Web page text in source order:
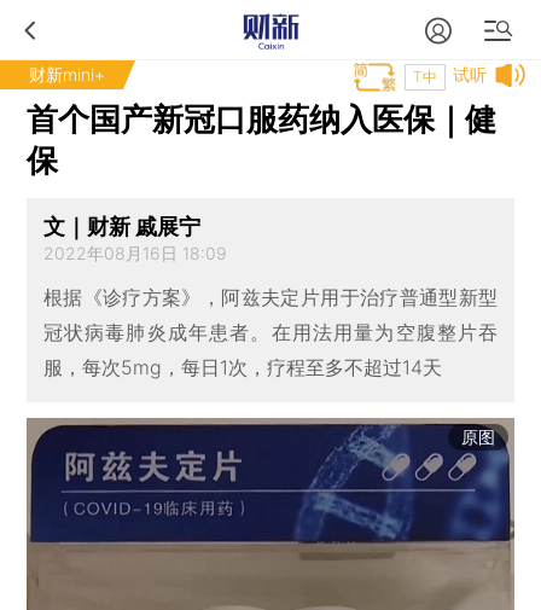
财新mini+ 试听
T中
首个国产新冠口服药纳入医保｜健
保
文｜财新 戚展宁
2022年08月16日 18:09
根据《诊疗方案》，阿兹夫定片用于治疗普通型新型
冠状病毒肺炎成年患者。在用法用量为空腹整片吞
服，每次5mg，每日1次，疗程至多不超过14天
原图